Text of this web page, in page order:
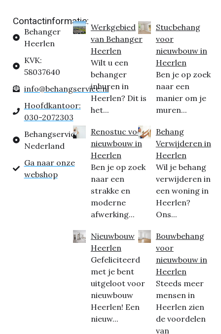
Contactinformatie:
Behanger
Heerlen
KVK:
58037640
info@behangservice.nl
Hoofdkantoor:
030-2072303
Behangservice
Nederland
Ga naar onze
webshop
Werkgebied
van Behanger
Heerlen
Wilt u een
behanger
inhuren in
Heerlen? Dit is
het...
Renostuc voor
nieuwbouw in
Heerlen
Ben je op zoek
naar een
strakke en
moderne
afwerking...
Nieuwbouw
Heerlen
Gefeliciteerd
met je bent
uitgeloot voor
nieuwbouw
Heerlen! Een
nieuw...
Stucbehang
voor
nieuwbouw in
Heerlen
Ben je op zoek
naar een
manier om je
muren...
Behang
Verwijderen in
Heerlen
Wil je behang
verwijderen in
een woning in
Heerlen?
Ons...
Bouwbehang
voor
nieuwbouw in
Heerlen
Steeds meer
mensen in
Heerlen zien
de voordelen
van